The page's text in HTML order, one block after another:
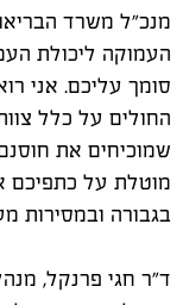
מנכ"ל משרד
העמוקה ליכולת
סומך עליכם. אני
החולים על כלל
שמוכיחים את
מוטלת על כתפיכם
בגבורה ובמסירות
ד"ר חגי פרנקל,